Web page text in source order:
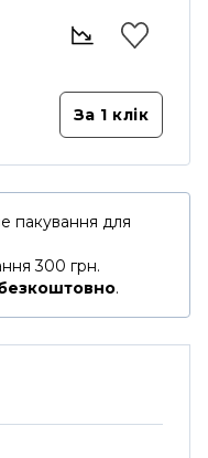
За 1 клiк
пакування для
300 грн.
.